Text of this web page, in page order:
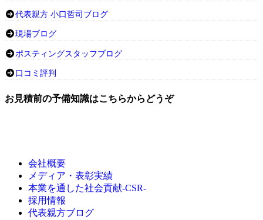
代表親方 小口哲司ブログ
現場ブログ
ポスティングスタッフブログ
口コミ評判
お見積前の予備知識はこちらからどうぞ
会社概要
メディア・表彰実績
本業を通した社会貢献-CSR-
採用情報
代表親方ブログ